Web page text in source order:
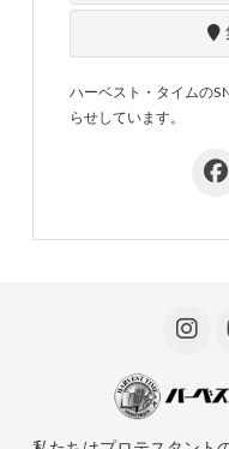
ハーベスト・タイムの
らせしています。